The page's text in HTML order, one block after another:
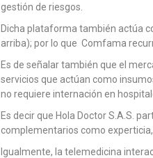
gestión de riesgos.
Dicha plataforma también actúa
arriba); por lo que Comfama
Es de señalar también que el
servicios que actúan como
no requiere internación en
Es decir que Hola Doctor S.A.S.
complementarios como
Igualmente, la telemedicina